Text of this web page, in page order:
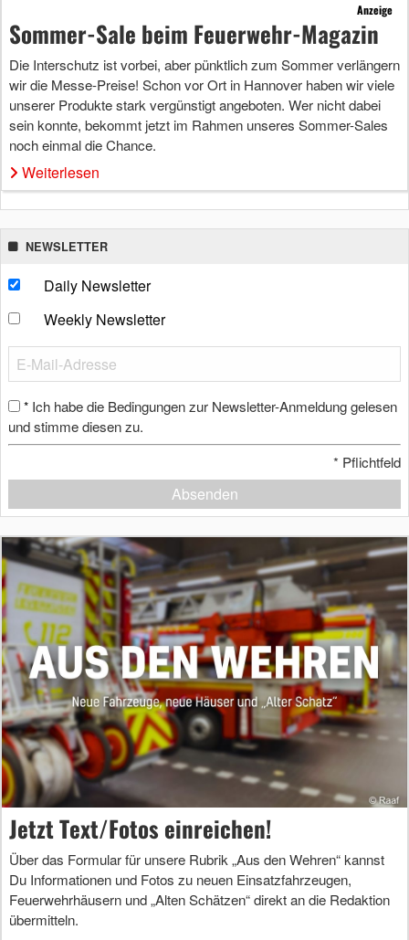
Anzeige
Sommer-Sale beim Feuerwehr-Magazin
Die Interschutz ist vorbei, aber pünktlich zum Sommer verlängern
wir die Messe-Preise! Schon vor Ort in Hannover haben wir viele
unserer Produkte stark vergünstigt angeboten. Wer nicht dabei
sein konnte, bekommt jetzt im Rahmen unseres Sommer-Sales
noch einmal die Chance.
Weiterlesen
NEWSLETTER
Daily Newsletter
Weekly Newsletter
* Ich habe die Bedingungen zur Newsletter-Anmeldung gelesen
und stimme diesen zu.
* Pflichtfeld
Absenden
Jetzt Text/Fotos einreichen!
Über das Formular für unsere Rubrik „Aus den Wehren“ kannst
Du Informationen und Fotos zu neuen Einsatzfahrzeugen,
Feuerwehrhäusern und „Alten Schätzen“ direkt an die Redaktion
übermitteln.